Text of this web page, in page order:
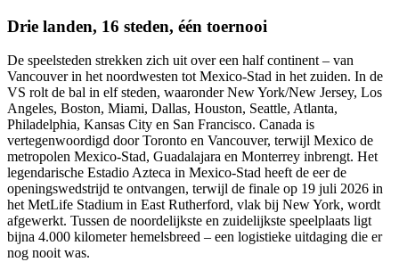
Drie landen, 16 steden, één toernooi
De speelsteden strekken zich uit over een half continent – van
Vancouver in het noordwesten tot Mexico-Stad in het zuiden. In de
VS rolt de bal in elf steden, waaronder New York/New Jersey, Los
Angeles, Boston, Miami, Dallas, Houston, Seattle, Atlanta,
Philadelphia, Kansas City en San Francisco. Canada is
vertegenwoordigd door Toronto en Vancouver, terwijl Mexico de
metropolen Mexico-Stad, Guadalajara en Monterrey inbrengt. Het
legendarische Estadio Azteca in Mexico-Stad heeft de eer de
openingswedstrijd te ontvangen, terwijl de finale op 19 juli 2026 in
het MetLife Stadium in East Rutherford, vlak bij New York, wordt
afgewerkt. Tussen de noordelijkste en zuidelijkste speelplaats ligt
bijna 4.000 kilometer hemelsbreed – een logistieke uitdaging die er
nog nooit was.